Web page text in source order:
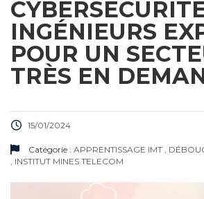
INGÉNIEURS
POUR UN
TRÈS EN
15/01/2024
Catégorie : APPRENTISSAGE IMT ,
, INSTITUT MINES TELECOM